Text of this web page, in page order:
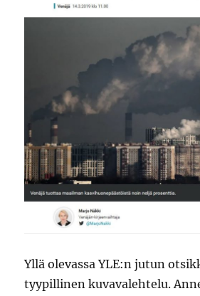
Yllä olevassa YLE:n jutun
tyypillinen kuvavalehtelu.